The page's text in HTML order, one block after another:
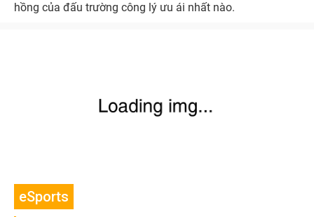
hồng của đấu trường công lý ưu ái nhất nào.
eSports